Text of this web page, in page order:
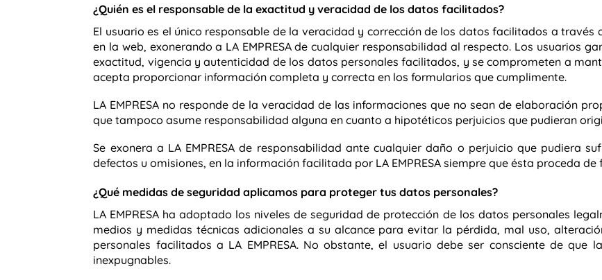
¿Quién es el responsable de la exactitud y veracidad de los datos facilitados?
El usuario es el único responsable de la veracidad y corrección de los datos facilitados a
en la web, exonerando a LA EMPRESA de cualquier responsabilidad al respecto. Los usuarios
exactitud, vigencia y autenticidad de los datos personales facilitados, y se comprometen a
acepta proporcionar información completa y correcta en los formularios que cumplimente.
LA EMPRESA no responde de la veracidad de las informaciones que no sean de elaboración
que tampoco asume responsabilidad alguna en cuanto a hipotéticos perjuicios que pudieran
Se exonera a LA EMPRESA de responsabilidad ante cualquier daño o perjuicio que pudiera
defectos u omisiones, en la información facilitada por LA EMPRESA siempre que ésta proceda de
¿Qué medidas de seguridad aplicamos para proteger tus datos personales?
LA EMPRESA ha adoptado los niveles de seguridad de protección de los datos personales
medios y medidas técnicas adicionales a su alcance para evitar la pérdida, mal uso,
personales facilitados a LA EMPRESA. No obstante, el usuario debe ser consciente de que
inexpugnables.